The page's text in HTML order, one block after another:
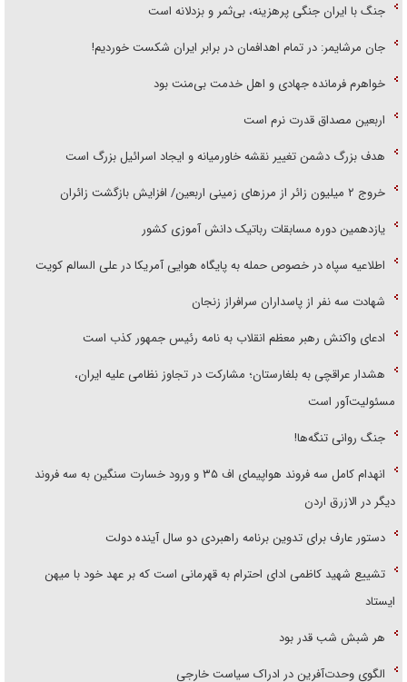
جنگ با ایران جنگی پرهزینه، بی‌ثمر و بزدلانه است
جان مرشایمر: در تمام اهدافمان در برابر ایران شکست خوردیم!
خواهرم فرمانده جهادی و اهل خدمت بی‌منت بود
اربعین مصداق قدرت نرم است
هدف بزرگ دشمن تغییر نقشه خاورمیانه و ایجاد اسرائیل بزرگ است
‌خروج ۲ میلیون زائر از مرز‌های زمینی اربعین/ افزایش بازگشت زائران
یازدهمین دوره مسابقات رباتیک دانش آموزی کشور
اطلاعیه سپاه در خصوص حمله به پایگاه هوایی آمریکا در علی السالم کویت
شهادت سه نفر از پاسداران سرافراز زنجان
ادعای واکنش رهبر معظم انقلاب به نامه رئیس جمهور کذب است
هشدار عراقچی به بلغارستان؛ مشارکت در تجاوز نظامی علیه ایران،
مسئولیت‌آور است
جنگ روانی تنگه‌ها!
انهدام کامل سه فروند هواپیمای اف ۳۵ و ورود خسارت سنگین به سه فروند
دیگر در الازرق اردن
دستور عارف برای تدوین برنامه راهبردی دو سال آینده دولت
تشییع شهید کاظمی ادای احترام به قهرمانی است که بر عهد خود با میهن
ایستاد
هر شبش شب قدر بود
الگوی وحدت‌آفرین در ادراک سیاست خارجی